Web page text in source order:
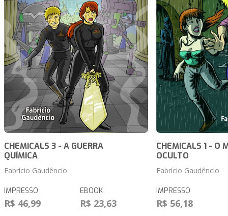
CHEMICALS 3 - A GUERRA
QUÍMICA
Fabrício Gaudêncio
IMPRESSO
R$ 46,99
EBOOK
R$ 23,63
CHEMICALS 1 - O
OCULTO
Fabrício Gaudêncio
IMPRESSO
R$ 56,18